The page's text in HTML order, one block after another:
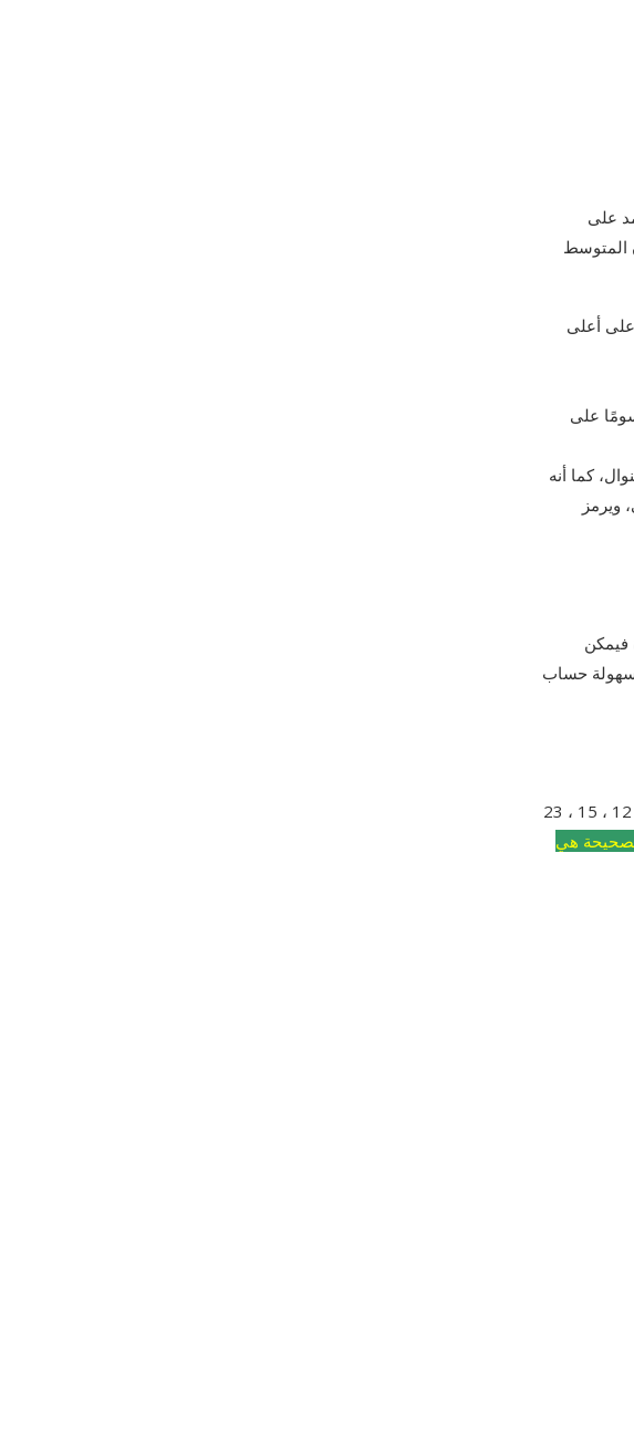
على
عن سؤال إذا أضيف إلى البيانات 8 ، 12 ، 15 ، 23 أي قيمة أكبر من 23 فإن المتوسط
على أعلى
على
كما أنه
ويرمز
فيمكن
سهولة حساب
والأن طلابنا الأعزاء نكون قد قدمنا لكم شرح مبسط يساعدكم على الفهم الجيد لسؤال إذا أضيف إلى البيانات 8 ، 12 ، 15 ، 23
هي